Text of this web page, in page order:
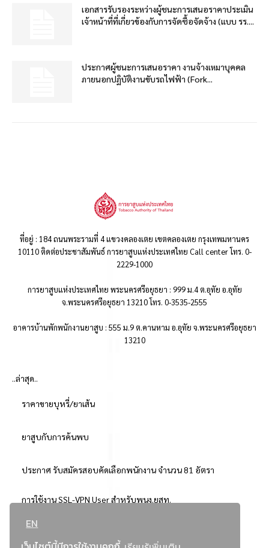
EN
เอกสารรับรองระหว่างผู้ชนะการเสนอราคาประเมิน
เจ้าหน้าที่ที่เกี่ยวข้องกับการจัดซื้อจัดจ้าง (แบบ รร....
ประกาศผู้ชนะการเสนอราคา งานจ้างเหมาบุคคล
ภายนอกปฏิบัติงานขับรถไฟฟ้า (Fork...
ที่อยู่ : 184 ถนนพระรามที่ 4 แขวงคลองเตย เขตคลองเตย กรุงเทพมหานคร
10110 ติดต่อประชาสัมพันธ์ การยาสูบแห่งประเทศไทย Call center โทร. 0-
2229-1000
การยาสูบแห่งประเทศไทย พระนครศรีอยุธยา : 999 ม.4 ต.อุทัย อ.อุทัย
จ.พระนครศรีอยุธยา 13210 โทร. 0-3535-2555
อาคารบ้านพักพนักงานยาสูบ : 555 ม.9 ต.คานหาม อ.อุทัย จ.พระนครศรีอยุธยา
13210
..ล่าสุด..
ราคาขายบุหรี่/ยาเส้น
ยาสูบกับการค้นพบ
ประกาศ รับสมัครสอบคัดเลือกพนักงาน จำนวน 81 อัตรา
การใช้งาน SSL-VPN User สำหรับพนง.ยสท.
..ยอดนิยม..